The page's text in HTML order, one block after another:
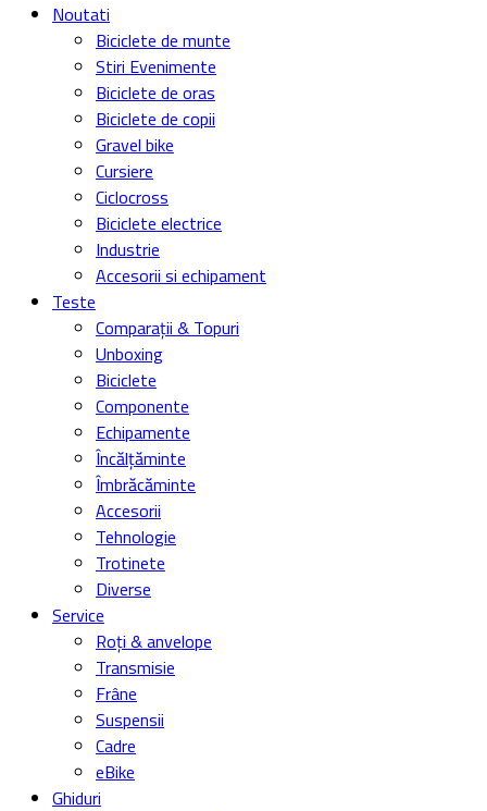
Noutati
Biciclete de munte
Stiri Evenimente
Biciclete de oras
Biciclete de copii
Gravel bike
Cursiere
Ciclocross
Biciclete electrice
Industrie
Accesorii si echipament
Teste
Comparații & Topuri
Unboxing
Biciclete
Componente
Echipamente
Încălțăminte
Îmbrăcăminte
Accesorii
Tehnologie
Trotinete
Diverse
Service
Roți & anvelope
Transmisie
Frâne
Suspensii
Cadre
eBike
Ghiduri